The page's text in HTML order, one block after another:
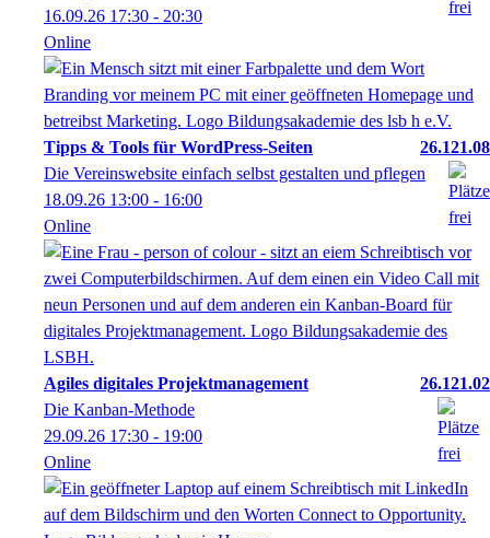
16.09.26 17:30 - 20:30
Online
Tipps & Tools für WordPress-Seiten
26.121.08
Die Vereinswebsite einfach selbst gestalten und pflegen
18.09.26 13:00 - 16:00
Online
Agiles digitales Projektmanagement
26.121.02
Die Kanban-Methode
29.09.26 17:30 - 19:00
Online